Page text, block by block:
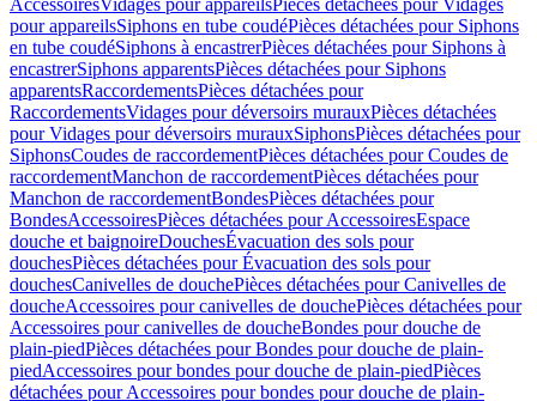
AccessoiresVidages pour appareilsPièces détachées pour Vidages
pour appareilsSiphons en tube coudéPièces détachées pour Siphons
en tube coudéSiphons à encastrerPièces détachées pour Siphons à
encastrerSiphons apparentsPièces détachées pour Siphons
apparentsRaccordementsPièces détachées pour
RaccordementsVidages pour déversoirs murauxPièces détachées
pour Vidages pour déversoirs murauxSiphonsPièces détachées pour
SiphonsCoudes de raccordementPièces détachées pour Coudes de
raccordementManchon de raccordementPièces détachées pour
Manchon de raccordementBondesPièces détachées pour
BondesAccessoiresPièces détachées pour AccessoiresEspace
douche et baignoireDouchesÉvacuation des sols pour
douchesPièces détachées pour Évacuation des sols pour
douchesCanivelles de douchePièces détachées pour Canivelles de
doucheAccessoires pour canivelles de douchePièces détachées pour
Accessoires pour canivelles de doucheBondes pour douche de
plain-piedPièces détachées pour Bondes pour douche de plain-
piedAccessoires pour bondes pour douche de plain-piedPièces
détachées pour Accessoires pour bondes pour douche de plain-